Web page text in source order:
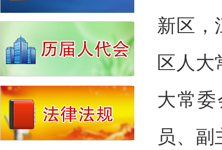
新区，
区人大
大常
员、